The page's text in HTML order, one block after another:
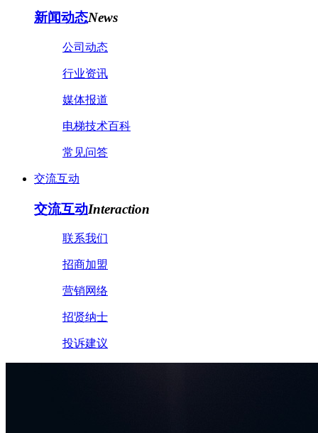
新闻动态News
公司动态
行业资讯
媒体报道
电梯技术百科
常见问答
交流互动
交流互动Interaction
联系我们
招商加盟
营销网络
招贤纳士
投诉建议